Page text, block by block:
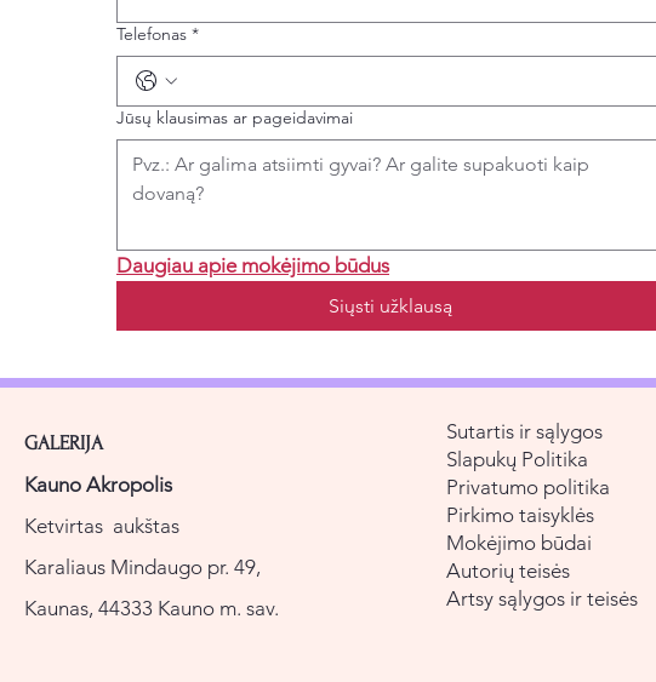
Telefonas *
Jūsų klausimas ar pageidavimai
Daugiau apie mokėjimo būdus
Siųsti užklausą
GALERIJA
Kauno Akropolis
Ketvirtas aukštas
Karaliaus Mindaugo pr. 49,
Kaunas, 44333 Kauno m. sav.
Sutartis ir sąlygos
Slapukų Politika
Privatumo politika
Pirkimo taisyklės
Mokėjimo būdai
Autorių teisės
Artsy sąlygos ir teisės